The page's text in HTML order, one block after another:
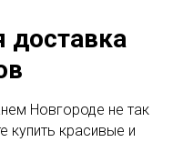
доставка
Новгороде не так
купить красивые и